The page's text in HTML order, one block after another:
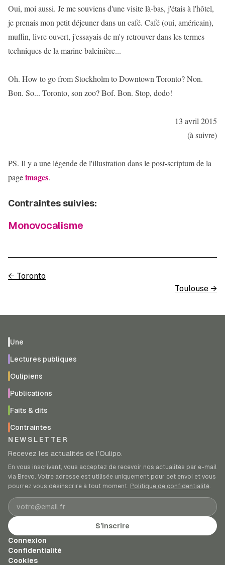
Oui, moi aussi. Je me souviens d'une visite là-bas, j'étais à l'hôtel,
je prenais mon petit déjeuner dans un café. Café (oui, américain),
muffin, livre ouvert, j'essayais de m'y retrouver dans les termes
techniques de la marine baleinière...
Oh. How to go from Stockholm to Downtown Toronto? Non.
Bon. So... Toronto, son zoo? Bof. Bon. Stop, dodo!
13 avril 2015
(à suivre)
PS. Il y a une légende de l'illustration dans le post-scriptum de la
pageimages.
Contraintes suivies:
Monovocalisme
← Toronto
Toulouse →
Une
Lectures publiques
Oulipiens
Publications
Faits & dits
Contraintes
NEWSLETTER
Recevez les actualités de l’Oulipo.
En vous inscrivant, vous acceptez de recevoir nos actualités par e-mail
via Brevo. Votre adresse est utilisée uniquement pour cet envoi et vous
pourrez vous désinscrire à tout moment. Politique de confidentialité.
Adresse e-mail
S’inscrire
Connexion
Confidentialité
Cookies